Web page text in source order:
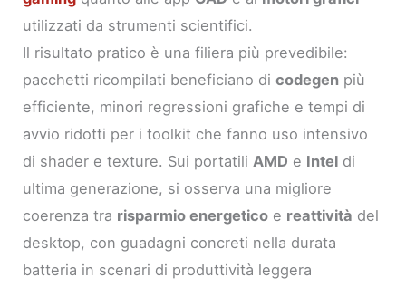
utilizzati da strumenti scientifici.
Il risultato pratico è una filiera più prevedibile:
pacchetti ricompilati beneficiano dicodegen più
efficiente, minori regressioni grafiche e tempi di
avvio ridotti per i toolkit che fanno uso intensivo
di shader e texture. Sui portatiliAMD e Intel di
ultima generazione, si osserva una migliore
coerenza tra risparmio energetico e reattività del
desktop, con guadagni concreti nella durata
batteria in scenari di produttività leggera